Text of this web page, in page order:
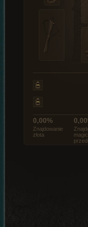
0,00%
Znajdowanie
złota